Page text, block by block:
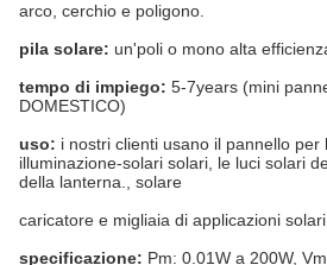
arco, cerchio e poligono.
pila solare: un'poli o mono alta
tempo di impiego: 5-7years (mini
DOMESTICO)
uso: i nostri clienti usano il pannello per
illuminazione-solari solari, le luci solari
della lanterna., solare
caricatore e migliaia di applicazioni solari.
specificazione: Pm: 0.01W a 200W,